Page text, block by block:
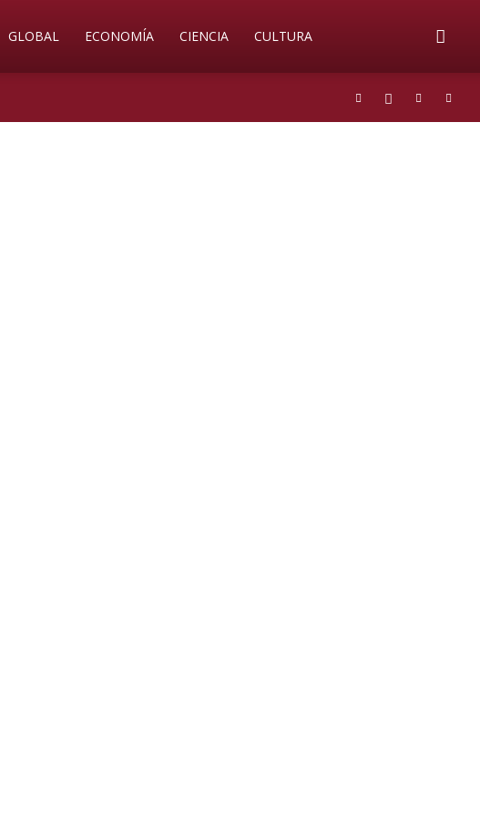
GLOBAL ECONOMÍA CIENCIA CULTURA